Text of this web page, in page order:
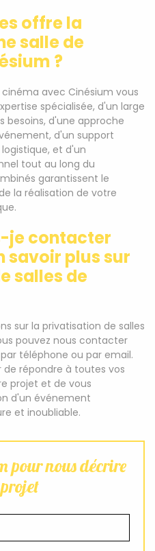
offre la
salle de
?
avec Cinésium vous
spécialisée, d'un large
besoins, d'une approche
d'un support
et d'un
tout au long du
garantissent le
la réalisation de votre
je contacter
savoir plus sur
salles de
sur la privatisation de salles
pouvez nous contacter
téléphone ou par email.
de répondre à toutes vos
projet et de vous
d'un événement
et inoubliable.
pour nous décrire